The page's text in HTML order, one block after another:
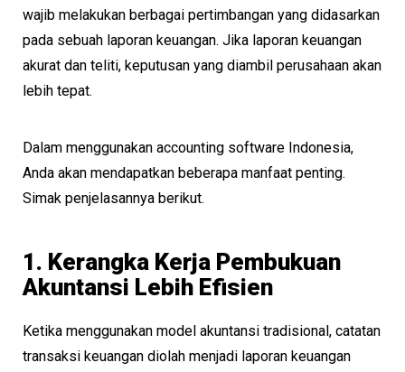
wajib melakukan berbagai pertimbangan yang didasarkan
pada sebuah laporan keuangan. Jika laporan keuangan
akurat dan teliti, keputusan yang diambil perusahaan akan
lebih tepat.
Dalam menggunakan accounting software Indonesia,
Anda akan mendapatkan beberapa manfaat penting.
Simak penjelasannya berikut.
1. Kerangka Kerja Pembukuan
Akuntansi Lebih Efisien
Ketika menggunakan model akuntansi tradisional, catatan
transaksi keuangan diolah menjadi laporan keuangan